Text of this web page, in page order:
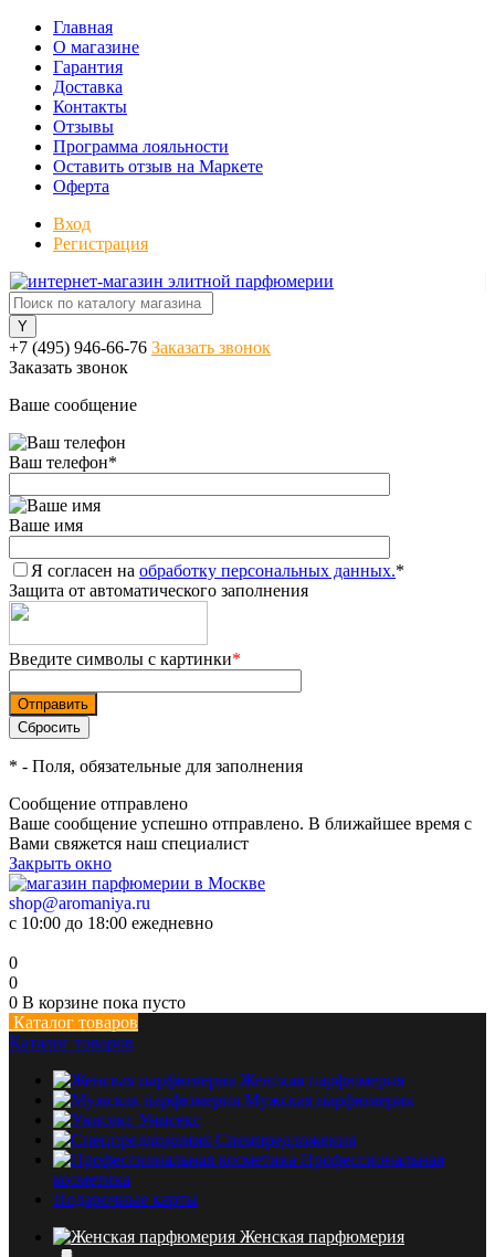
Главная
О магазине
Гарантия
Доставка
Контакты
Отзывы
Программа лояльности
Оставить отзыв на Маркете
Оферта
Вход
Регистрация
+7 (495) 946-66-76 Заказать звонок
Заказать звонок
Ваше сообщение
Ваш телефон*
Ваше имя
Я согласен на обработку персональных данных.*
Защита от автоматического заполнения
Введите символы с картинки*
* - Поля, обязательные для заполнения
Сообщение отправлено
Ваше сообщение успешно отправлено. В ближайшее время с
Вами свяжется наш специалист
Закрыть окно
shop@aromaniya.ru
с 10:00 до 18:00 ежедневно
0
0
0 В корзине пока пусто
Каталог товаров
Каталог товаров
Женская парфюмерия
Мужская парфюмерия
Унисекс
Спецпредложения
Профессиональная
косметика
Подарочные карты
Женская парфюмерия